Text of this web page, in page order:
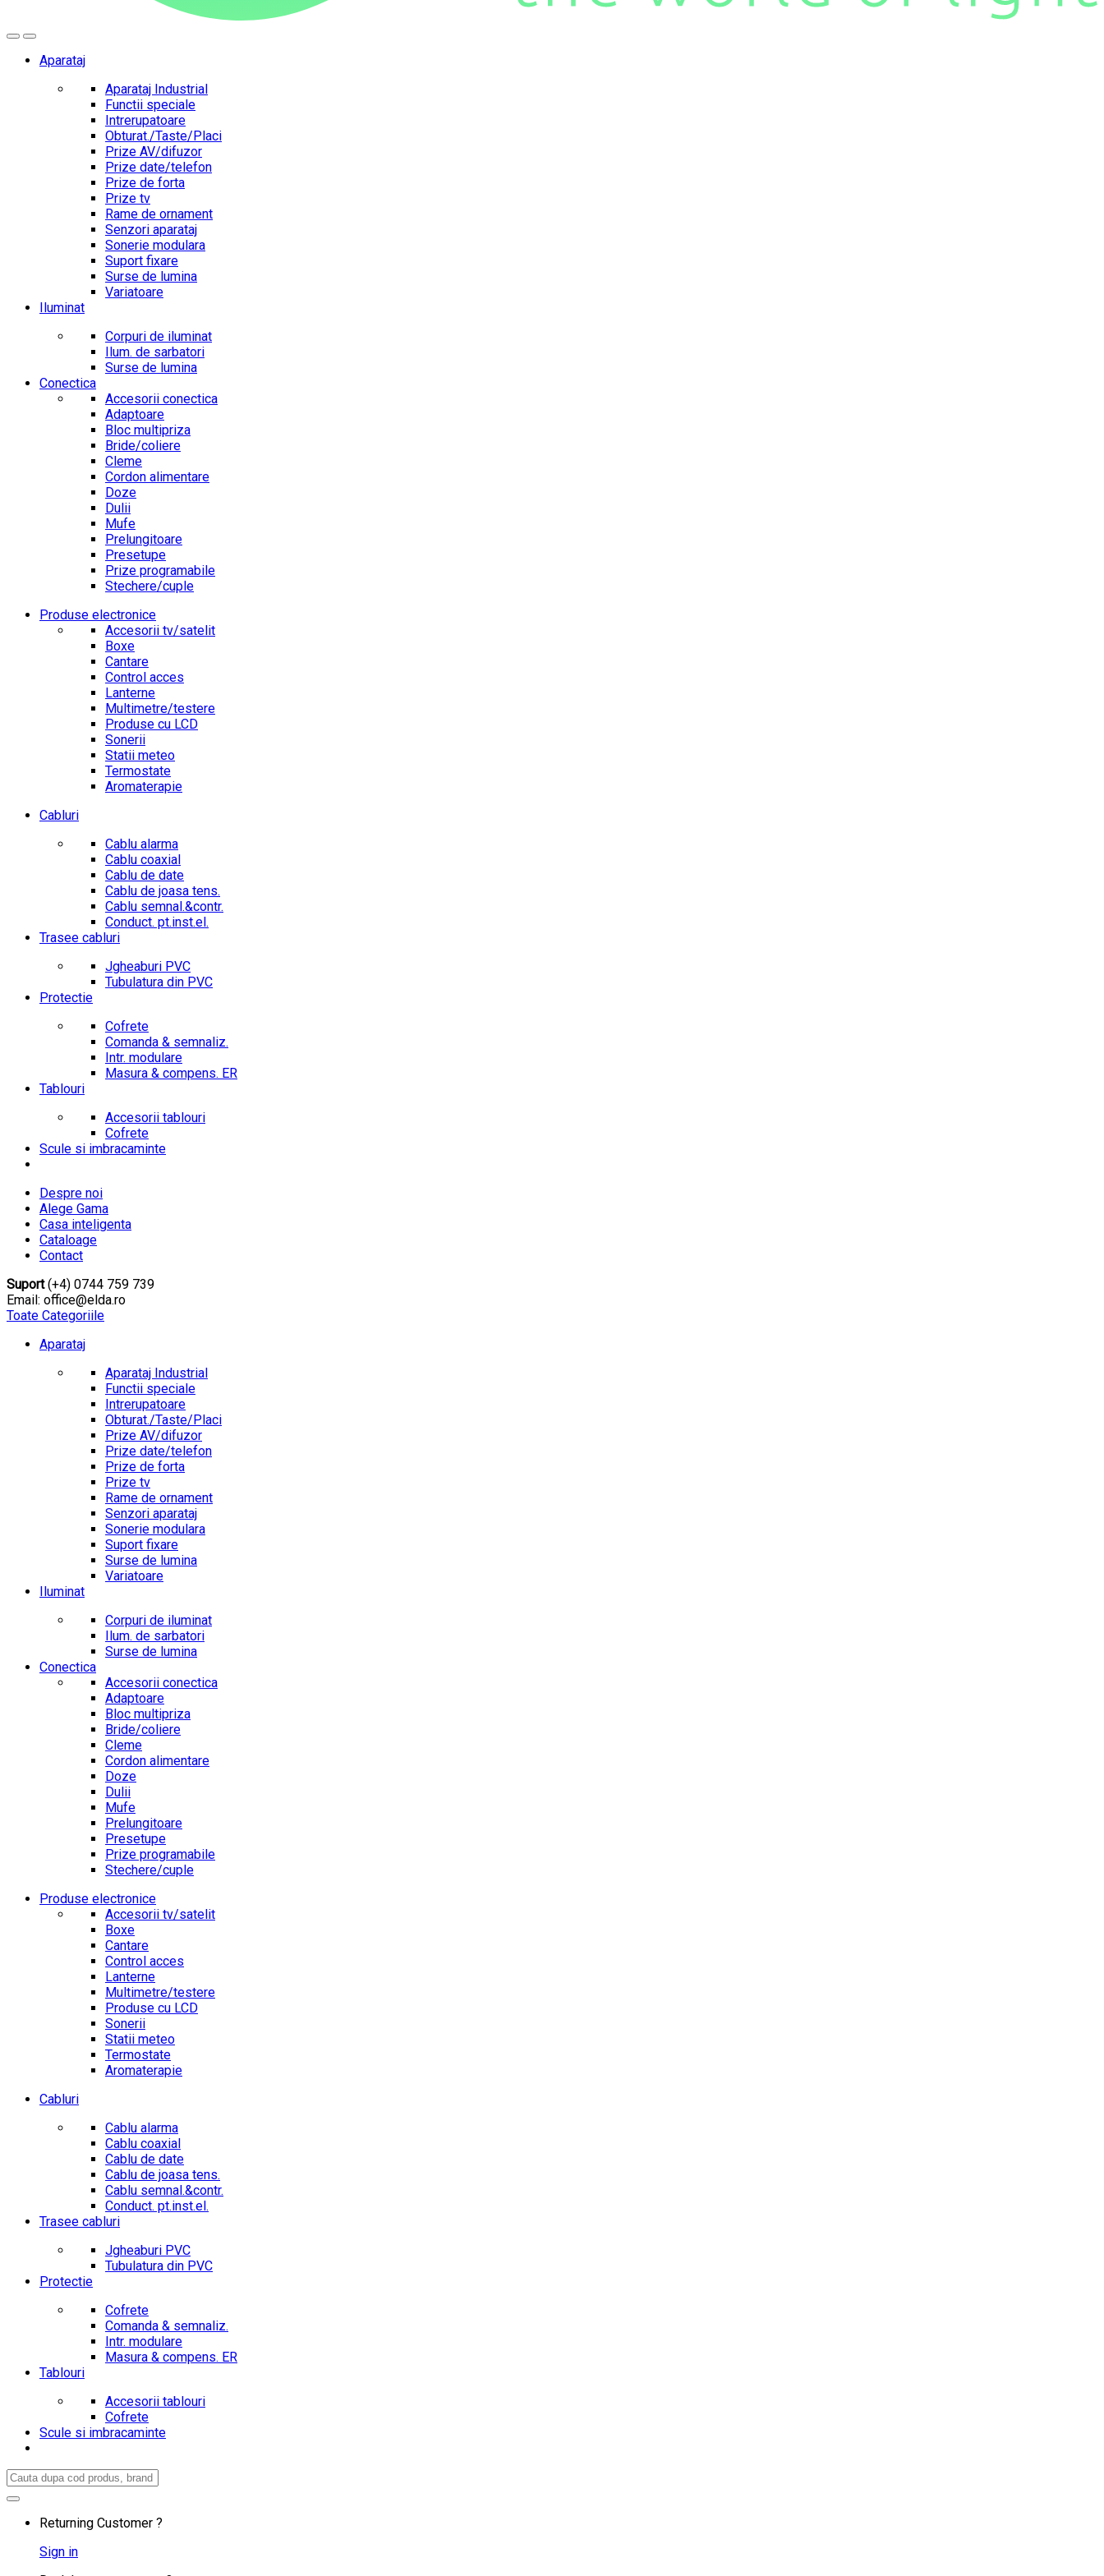
Aparataj
Aparataj Industrial
Functii speciale
Intrerupatoare
Obturat./Taste/Placi
Prize AV/difuzor
Prize date/telefon
Prize de forta
Prize tv
Rame de ornament
Senzori aparataj
Sonerie modulara
Suport fixare
Surse de lumina
Variatoare
Iluminat
Corpuri de iluminat
Ilum. de sarbatori
Surse de lumina
Conectica
Accesorii conectica
Adaptoare
Bloc multipriza
Bride/coliere
Cleme
Cordon alimentare
Doze
Dulii
Mufe
Prelungitoare
Presetupe
Prize programabile
Stechere/cuple
Produse electronice
Accesorii tv/satelit
Boxe
Cantare
Control acces
Lanterne
Multimetre/testere
Produse cu LCD
Sonerii
Statii meteo
Termostate
Aromaterapie
Cabluri
Cablu alarma
Cablu coaxial
Cablu de date
Cablu de joasa tens.
Cablu semnal.&contr.
Conduct. pt.inst.el.
Trasee cabluri
Jgheaburi PVC
Tubulatura din PVC
Protectie
Cofrete
Comanda & semnaliz.
Intr. modulare
Masura & compens. ER
Tablouri
Accesorii tablouri
Cofrete
Scule si imbracaminte
Despre noi
Alege Gama
Casa inteligenta
Cataloage
Contact
Suport(+4) 0744 759 739
Email: office@elda.ro
Toate Categoriile
Aparataj
Aparataj Industrial
Functii speciale
Intrerupatoare
Obturat./Taste/Placi
Prize AV/difuzor
Prize date/telefon
Prize de forta
Prize tv
Rame de ornament
Senzori aparataj
Sonerie modulara
Suport fixare
Surse de lumina
Variatoare
Iluminat
Corpuri de iluminat
Ilum. de sarbatori
Surse de lumina
Conectica
Accesorii conectica
Adaptoare
Bloc multipriza
Bride/coliere
Cleme
Cordon alimentare
Doze
Dulii
Mufe
Prelungitoare
Presetupe
Prize programabile
Stechere/cuple
Produse electronice
Accesorii tv/satelit
Boxe
Cantare
Control acces
Lanterne
Multimetre/testere
Produse cu LCD
Sonerii
Statii meteo
Termostate
Aromaterapie
Cabluri
Cablu alarma
Cablu coaxial
Cablu de date
Cablu de joasa tens.
Cablu semnal.&contr.
Conduct. pt.inst.el.
Trasee cabluri
Jgheaburi PVC
Tubulatura din PVC
Protectie
Cofrete
Comanda & semnaliz.
Intr. modulare
Masura & compens. ER
Tablouri
Accesorii tablouri
Cofrete
Scule si imbracaminte
Search
for:
Returning Customer ?
Sign in